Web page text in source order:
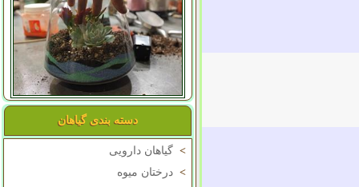
دسته بندی گیاهان
> گیاهان دارویی
> درختان میوه